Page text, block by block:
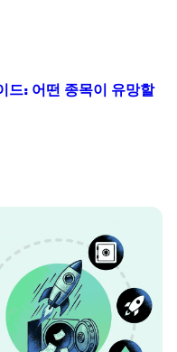
드: 어떤 종목이 유망할